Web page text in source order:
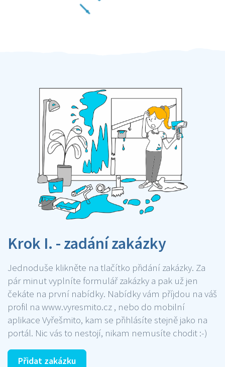
Krok I. - zadání zakázky
Jednoduše klikněte na tlačítko přidání zakázky. Za
pár minut vyplníte formulář zakázky a pak už jen
čekáte na první nabídky. Nabídky vám příjdou na váš
profil na www.vyresmito.cz , nebo do mobilní
aplikace Vyřešmito, kam se přihlásíte stejně jako na
portál. Nic vás to nestojí, nikam nemusíte chodit :-)
Přidat zakázku